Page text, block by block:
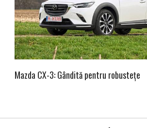
Mazda CX-3: Gândită pentru robustețe